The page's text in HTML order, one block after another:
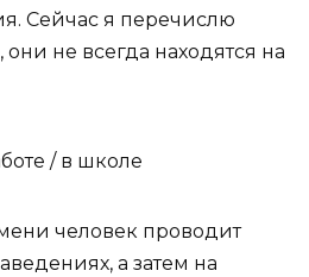
Сейчас я перечислю
не всегда находятся на
/ в школе
человек проводит
а затем на